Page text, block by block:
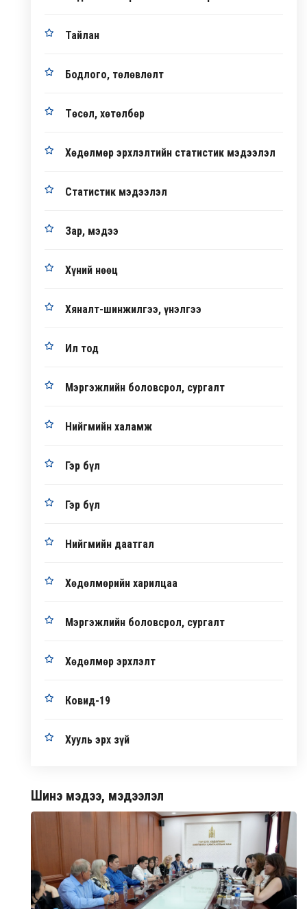
Тайлан
Бодлого, төлөвлөлт
Төсөл, хөтөлбөр
Хөдөлмөр эрхлэлтийн статистик мэдээлэл
Статистик мэдээлэл
Зар, мэдээ
Хүний нөөц
Хяналт-шинжилгээ, үнэлгээ
Ил тод
Мэргэжлийн боловсрол, сургалт
Нийгмийн халамж
Гэр бүл
Гэр бүл
Нийгмийн даатгал
Хөдөлмөрийн харилцаа
Мэргэжлийн боловсрол, сургалт
Хөдөлмөр эрхлэлт
Ковид-19
Хууль эрх зүй
Шинэ мэдээ, мэдээлэл